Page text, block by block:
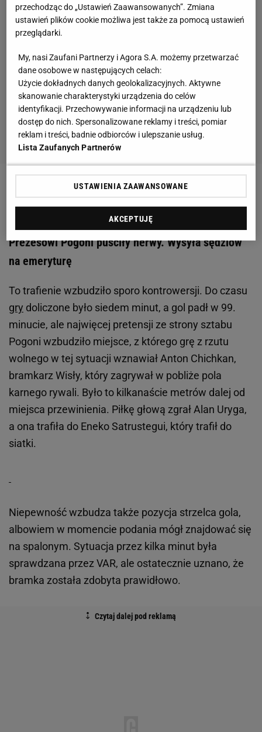
Zobacz wideoKamil Grosicki jest nakręcony. Będzie
chciał sam wygrać mecz
Prezesowi Pogoni puściły nerwy. Wysyła sędziów
na emeryturę
To trafienie wzbudziło sporo kontrowersji. Do czasu
gry doliczone było siedem minut, a gol padł w 99.
minucie, ale najwięcej pretensji ze strony sztabu
Pogoni wzbudziło miejsce, z którego grę z rzutu
wolnego w tej sytuacji wznawiał Anton Chichkan,
bramkarz Wisły, który zagrywał w pobliże pola
karnego rywali. Było to kilkanaście metrów dalej od
miejsca przewinienia. Piłkę głową zgrał Alan Uryga,
a ona trafiła do Eneko Satrustegui, który trafił do
siatki.
Niepewność wzbudza także pozycja strzelca gola,
albowiem w momencie podania mógł znajdować się
na spalonym. Sytuacja przez kilka minut była
sprawdzana przez VAR, ale ostatecznie uznano, że
bramka została zdobyta prawidłowo.
przechodząc do „Ustawień Zaawansowanych”. Zmiana
ustawień plików cookie możliwa jest także za pomocą ustawień
przeglądarki.
My, nasi Zaufani Partnerzy i Agora S.A. możemy przetwarzać
dane osobowe w następujących celach:
Użycie dokładnych danych geolokalizacyjnych. Aktywne
skanowanie charakterystyki urządzenia do celów
identyfikacji. Przechowywanie informacji na urządzeniu lub
dostęp do nich. Spersonalizowane reklamy i treści, pomiar
reklam i treści, badnie odbiorców i ulepszanie usług.
Lista Zaufanych Partnerów
USTAWIENIA ZAAWANSOWANE
AKCEPTUJĘ